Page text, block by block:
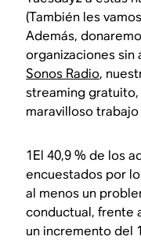
(También les
Además,
organizaciones sin
Sonos Radio,
streaming
maravilloso
1El 40,9 % de los
encuestados por
al menos un
conductual, frente
un incremento del